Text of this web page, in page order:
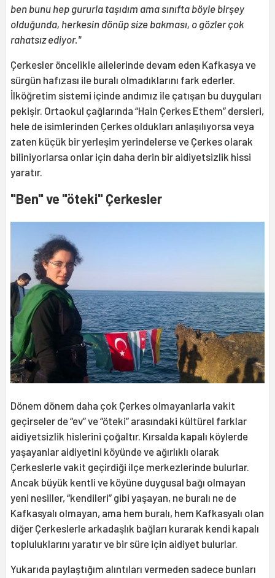
ben bunu hep gururla taşıdım ama sınıfta böyle birşey
olduğunda, herkesin dönüp size bakması, o gözler çok
rahatsız ediyor."
Çerkesler öncelikle ailelerinde devam eden Kafkasya ve
sürgün hafızası ile buralı olmadıklarını fark ederler.
İlköğretim sistemi içinde andımız ile çatışan bu duyguları
pekişir. Ortaokul çağlarında “Hain Çerkes Ethem” dersleri,
hele de isimlerinden Çerkes oldukları anlaşılıyorsa veya
zaten küçük bir yerleşim yerindelerse ve Çerkes olarak
biliniyorlarsa onlar için daha derin bir aidiyetsizlik hissi
yaratır.
"Ben" ve "öteki" Çerkesler
Dönem dönem daha çok Çerkes olmayanlarla vakit
geçirseler de “ev” ve “öteki” arasındaki kültürel farklar
aidiyetsizlik hislerini çoğaltır. Kırsalda kapalı köylerde
yaşayanlar aidiyetini köyünde ve ağırlıklı olarak
Çerkeslerle vakit geçirdiği ilçe merkezlerinde bulurlar.
Ancak büyük kentli ve köyüne duygusal bağı olmayan
yeni nesiller, “kendileri” gibi yaşayan, ne buralı ne de
Kafkasyalı olmayan, ama hem buralı, hem Kafkasyalı olan
diğer Çerkeslerle arkadaşlık bağları kurarak kendi kapalı
topluluklarını yaratır ve bir süre için aidiyet bulurlar.
Yukarıda paylaştığım alıntıları vermeden sadece bunları